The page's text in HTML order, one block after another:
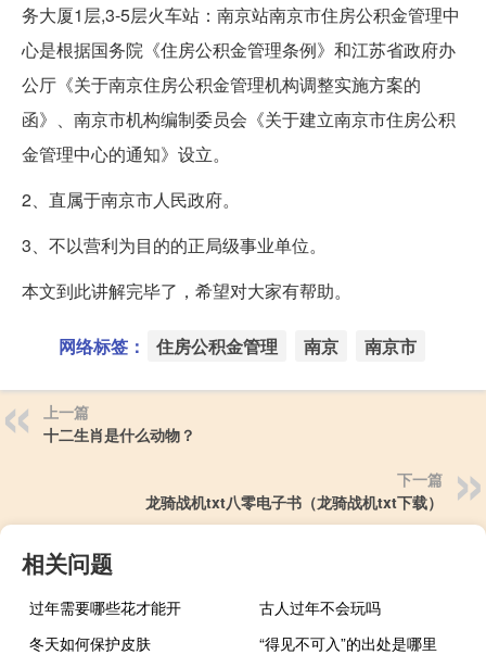
务大厦1层,3-5层火车站：南京站南京市住房公积金管理中
心是根据国务院《住房公积金管理条例》和江苏省政府办
公厅《关于南京住房公积金管理机构调整实施方案的
函》、南京市机构编制委员会《关于建立南京市住房公积
金管理中心的通知》设立。
2、直属于南京市人民政府。
3、不以营利为目的的正局级事业单位。
本文到此讲解完毕了，希望对大家有帮助。
网络标签： 住房公积金管理 南京 南京市
上一篇
十二生肖是什么动物？
下一篇
龙骑战机txt八零电子书（龙骑战机txt下载）
相关问题
过年需要哪些花才能开
古人过年不会玩吗
冬天如何保护皮肤
“得见不可入”的出处是哪里